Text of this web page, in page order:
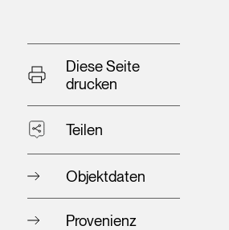
Diese Seite
drucken
Teilen
Objektdaten
Provenienz